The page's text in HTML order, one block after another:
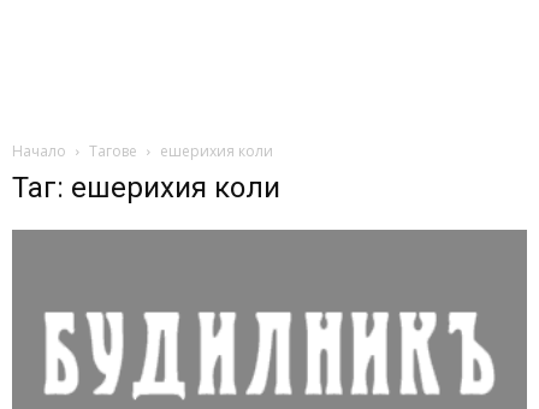
Начало Тагове ешерихия коли
Таг: ешерихия коли